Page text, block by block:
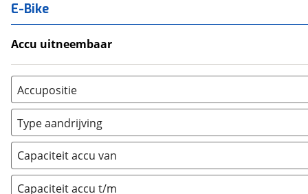
E-Bike
Accu uitneembaar
Nee, vast (0)
Accupositie
Bagagedrager (0)
Frame (0 )
Vloer (0
Achterbank (0)
Kofferbak (0)
Type aandrijving
Achterwiel (0)
Trapas
Voorwiel
Capaciteit accu van
Capaciteit accu t/m